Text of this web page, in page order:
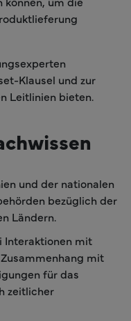
Klausel und zur
Leitlinien bieten.
und der nationalen
bezüglich der
Ländern.
Interaktionen mit
mit
für das
zeitlicher